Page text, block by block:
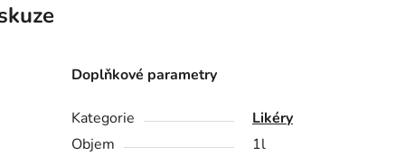
Doplňkové parametry
Kategorie
Likéry
Objem
1l